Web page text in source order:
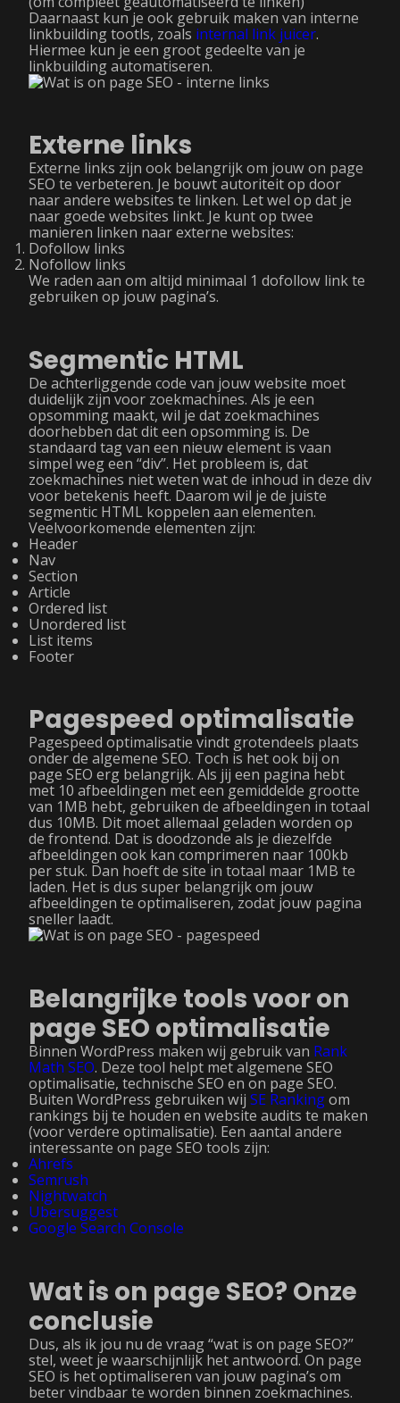
Daarnaast kun je ook gebruik maken van interne
linkbuilding tootls, zoals internal link juicer.
Hiermee kun je een groot gedeelte van je
linkbuilding automatiseren.
Externe links
Externe links zijn ook belangrijk om jouw on page
SEO te verbeteren. Je bouwt autoriteit op door
naar andere websites te linken. Let wel op dat je
naar goede websites linkt. Je kunt op twee
manieren linken naar externe websites:
Dofollow links
Nofollow links
We raden aan om altijd minimaal 1 dofollow link te
gebruiken op jouw pagina’s.
Segmentic HTML
De achterliggende code van jouw website moet
duidelijk zijn voor zoekmachines. Als je een
opsomming maakt, wil je dat zoekmachines
doorhebben dat dit een opsomming is. De
standaard tag van een nieuw element is vaan
simpel weg een “div”. Het probleem is, dat
zoekmachines niet weten wat de inhoud in deze div
voor betekenis heeft. Daarom wil je de juiste
segmentic HTML koppelen aan elementen.
Veelvoorkomende elementen zijn:
Header
Nav
Section
Article
Ordered list
Unordered list
List items
Footer
Pagespeed optimalisatie
Pagespeed optimalisatie vindt grotendeels plaats
onder de algemene SEO. Toch is het ook bij on
page SEO erg belangrijk. Als jij een pagina hebt
met 10 afbeeldingen met een gemiddelde grootte
van 1MB hebt, gebruiken de afbeeldingen in totaal
dus 10MB. Dit moet allemaal geladen worden op
de frontend. Dat is doodzonde als je diezelfde
afbeeldingen ook kan comprimeren naar 100kb
per stuk. Dan hoeft de site in totaal maar 1MB te
laden. Het is dus super belangrijk om jouw
afbeeldingen te optimaliseren, zodat jouw pagina
sneller laadt.
Belangrijke tools voor on
page SEO optimalisatie
Binnen WordPress maken wij gebruik van Rank
Math SEO. Deze tool helpt met algemene SEO
optimalisatie, technische SEO en on page SEO.
Buiten WordPress gebruiken wij SE Rankingom
rankings bij te houden en website audits te maken
(voor verdere optimalisatie). Een aantal andere
interessante on page SEO tools zijn:
Ahrefs
Semrush
Nightwatch
Ubersuggest
Google Search Console
Wat is on page SEO? Onze
conclusie
Dus, als ik jou nu de vraag “wat is on page SEO?”
stel, weet je waarschijnlijk het antwoord. On page
SEO is het optimaliseren van jouw pagina’s om
beter vindbaar te worden binnen zoekmachines.